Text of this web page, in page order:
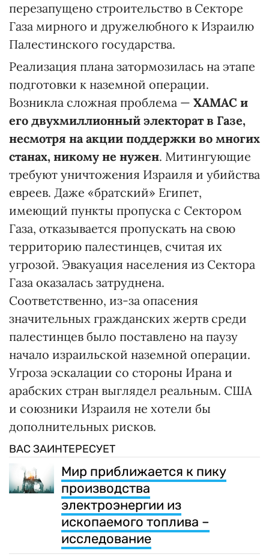
перезапущено строительство в Секторе
Газа мирного и дружелюбного к Израилю
Палестинского государства.
Реализация плана затормозилась на этапе
подготовки к наземной операции.
Возникла сложная проблема — ХАМАС и
его двухмиллионный электорат в Газе,
несмотря на акции поддержки во многих
станах, никому не нужен. Митингующие
требуют уничтожения Израиля и убийства
евреев. Даже «братский» Египет,
имеющий пункты пропуска с Сектором
Газа, отказывается пропускать на свою
территорию палестинцев, считая их
угрозой. Эвакуация населения из Сектора
Газа оказалась затруднена.
Соответственно, из-за опасения
значительных гражданских жертв среди
палестинцев было поставлено на паузу
начало израильской наземной операции.
Угроза эскалации со стороны Ирана и
арабских стран выглядел реальным. США
и союзники Израиля не хотели бы
дополнительных рисков.
ВАС ЗАИНТЕРЕСУЕТ
Мир приближается к пику
производства
электроэнергии из
ископаемого топлива –
исследование